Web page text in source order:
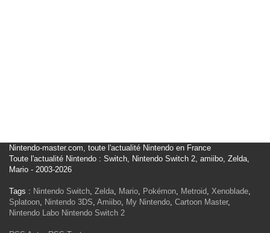
Nintendo-master.com, toute l'actualité Nintendo en France
Toute l'actualité Nintendo : Switch, Nintendo Switch 2, amiibo, Zelda,
Mario - 2003-2026
Tags : Nintendo Switch, Zelda, Mario, Pokémon, Metroid, Xenoblade,
Splatoon, Nintendo 3DS, Amiibo, My Nintendo, Cartoon Master,
Nintendo Labo Nintendo Switch 2